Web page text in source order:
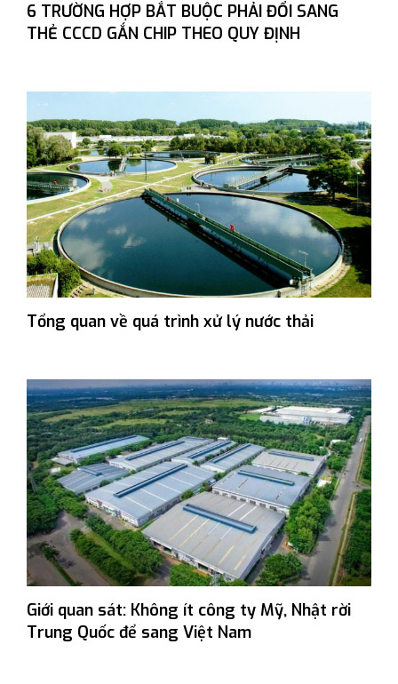
6 TRƯỜNG HỢP BẮT BUỘC PHẢI ĐỔI SANG
THẺ CCCD GẮN CHIP THEO QUY ĐỊNH
Tổng quan về quá trình xử lý nước thải
Giới quan sát: Không ít công ty Mỹ, Nhật rời
Trung Quốc để sang Việt Nam